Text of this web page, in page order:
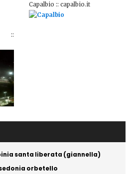
Capalbio :: capalbio.it
::
santa liberata (giannella)
orbetello